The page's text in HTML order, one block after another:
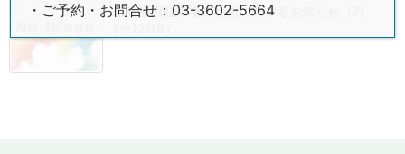
患者様用駐車場ご利用に関するお知らせ（7/
・ご予約・お問合せ：03-3602-5664